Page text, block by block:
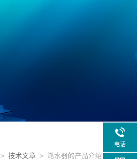
> 技术文章 > 滗水器的产品介绍
电话